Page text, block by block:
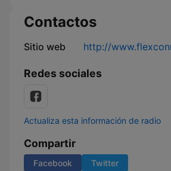
Contactos
Sitio web http://
Redes sociales
Actualiza esta información de radio
Compartir
Facebook Twitter